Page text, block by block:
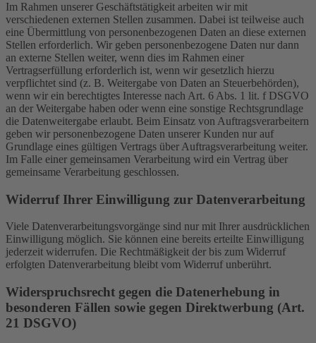
Im Rahmen unserer Geschäftstätigkeit arbeiten wir mit
verschiedenen externen Stellen zusammen. Dabei ist teilweise auch
eine Übermittlung von personenbezogenen Daten an diese externen
Stellen erforderlich. Wir geben personenbezogene Daten nur dann
an externe Stellen weiter, wenn dies im Rahmen einer
Vertragserfüllung erforderlich ist, wenn wir gesetzlich hierzu
verpflichtet sind (z. B. Weitergabe von Daten an Steuerbehörden),
wenn wir ein berechtigtes Interesse nach Art. 6 Abs. 1 lit. f DSGVO
an der Weitergabe haben oder wenn eine sonstige Rechtsgrundlage
die Datenweitergabe erlaubt. Beim Einsatz von Auftragsverarbeitern
geben wir personenbezogene Daten unserer Kunden nur auf
Grundlage eines gültigen Vertrags über Auftragsverarbeitung weiter.
Im Falle einer gemeinsamen Verarbeitung wird ein Vertrag über
gemeinsame Verarbeitung geschlossen.
Widerruf Ihrer Einwilligung zur Datenverarbeitung
Viele Datenverarbeitungsvorgänge sind nur mit Ihrer ausdrücklichen
Einwilligung möglich. Sie können eine bereits erteilte Einwilligung
jederzeit widerrufen. Die Rechtmäßigkeit der bis zum Widerruf
erfolgten Datenverarbeitung bleibt vom Widerruf unberührt.
Widerspruchsrecht gegen die Datenerhebung in
besonderen Fällen sowie gegen Direktwerbung (Art.
21 DSGVO)